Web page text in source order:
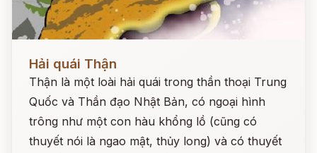
Hải quái Thận
Thận là một loài hải quái trong thần thoại Trung
Quốc và Thần đạo Nhật Bản, có ngoại hình
trông như một con hàu khổng lồ (cũng có
thuyết nói là ngao mật, thủy long) và có thuyết